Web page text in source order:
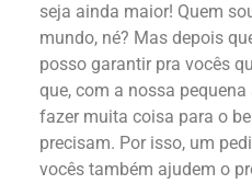
seja ainda maior! Quem
mundo, né? Mas depois
posso garantir pra vocês
que, com a nossa
fazer muita coisa para o
precisam. Por isso, um
vocês também ajudem o